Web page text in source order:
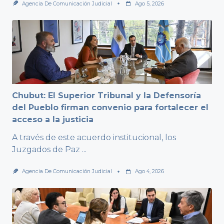
Agencia De Comunicación Judicial Ago 5, 2026
Chubut: El Superior Tribunal y la Defensoría
del Pueblo firman convenio para fortalecer el
acceso a la justicia
A través de este acuerdo institucional, los
Juzgados de Paz ...
Agencia De Comunicación Judicial Ago 4, 2026